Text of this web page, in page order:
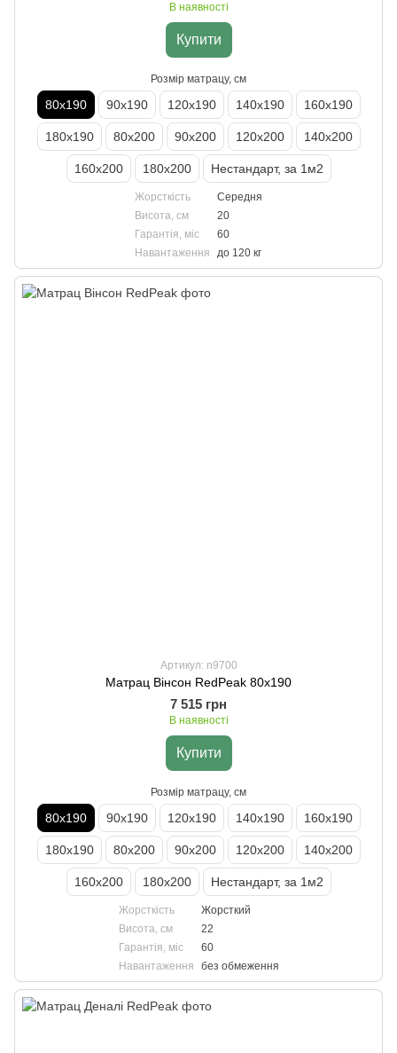
В наявності
Купити
Розмір матрацу, см
80х190 90х190 120х190 140х190 160х190
180х190 80х200 90х200 120х200 140х200
160х200 180х200 Нестандарт, за 1м2
Жорсткість
Середня
Висота, см
20
Гарантія, міс
60
Навантаження
до 120 кг
Артикул: n9700
Матрац Вінсон RedPeak 80х190
7 515 грн
В наявності
Купити
Розмір матрацу, см
80х190 90х190 120х190 140х190 160х190
180х190 80х200 90х200 120х200 140х200
160х200 180х200 Нестандарт, за 1м2
Жорсткість
Жорсткий
Висота, см
22
Гарантія, міс
60
Навантаження
без обмеження